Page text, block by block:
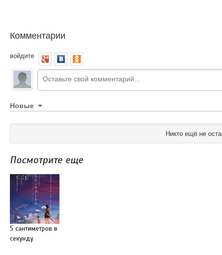
Комментарии
войдите
Новые
Никто ещё не
Посмотрите еще
5 сантиметров в
секунду